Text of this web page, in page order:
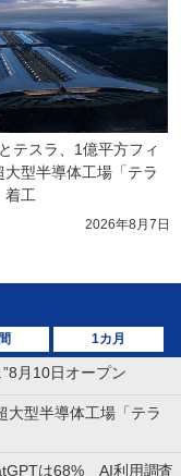
テスラ、1億平方フィ
大型半導体工場「テラ
着工
2026年8月7日
1カ月
月10日オープン
大型半導体工場「テラ
は68% AI利用調査